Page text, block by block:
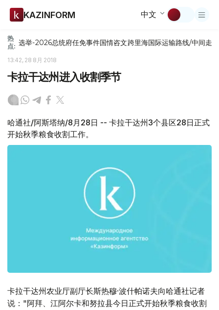
KAZINFORM 中文
热
点: 选举-2026总统府任免事件国情咨文跨里海国际运输路线/中间走廊
13:42, 28 8月 2018
卡拉干达州进入收割季节
哈通社/阿斯塔纳/8月28日 -- 卡拉干达州3个县区28日正式
开始秋季粮食收割工作。
卡拉干达州农业厅副厅长斯热穆·波什帕诺夫向哈通社记者
说："阿拜、江阿尔卡和努拉县今日正式开始秋季粮食收割